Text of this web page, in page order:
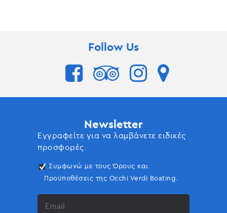
Follow Us
Newsletter
Εγγραφείτε για να λαμβάνετε ειδικές
προσφορές.
Συμφωνώ με τους Όρους και
Προϋποθέσεις της Occhi Verdi Boating.